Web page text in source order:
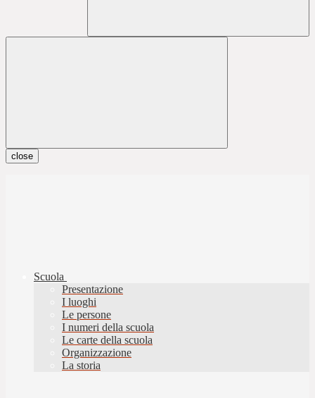
close
Scuola
Presentazione
I luoghi
Le persone
I numeri della scuola
Le carte della scuola
Organizzazione
La storia